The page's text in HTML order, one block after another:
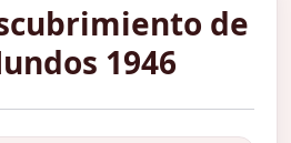
de
1946